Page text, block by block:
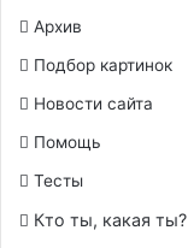
Архив
Подбор картинок
Новости сайта
Помощь
Тесты
Кто ты, какая ты?